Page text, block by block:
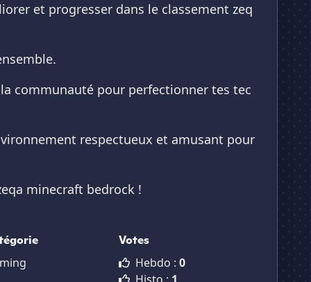
et progresser dans le classement zeq
communauté pour perfectionner tes tec
respectueux et amusant pour
minecraft bedrock !
Votes
Hebdo : 0